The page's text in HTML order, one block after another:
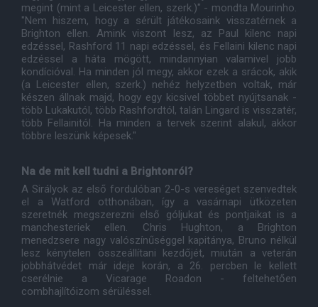
megint (mint a Leicester ellen, szerk.)" - mondta Mourinho.
"Nem hiszem, hogy a sérült játékosaink visszatérnek a
Brighton ellen. Amink viszont lesz, az Paul kilenc napi
edzéssel, Rashford 11 napi edzéssel, és Fellaini kilenc napi
edzéssel a háta mögött, mindannyian valamivel jobb
kondícióval. Ha minden jól megy, akkor ezek a srácok, akik
(a Leicester ellen, szerk.) nehéz helyzetben voltak, már
készen állnak majd, hogy egy kicsivel többet nyújtsanak -
több Lukakutól, több Rashfordtól, talán Lingard is visszatér,
több Fellainitól. Ha minden a tervek szerint alakul, akkor
többre leszünk képesek."
Na de mit kell tudni a Brightonról?
A Sirályok az első fordulóban 2-0-s vereséget szenvedtek
el a Watford otthonában, így a vasárnapi ütközeten
szeretnék megszerezni első góljukat és pontjaikat is a
manchesteriek ellen. Chris Hughton, a Brighton
menedzsere nagy valószínűséggel kapitánya, Bruno nélkül
lesz kénytelen összeállítani kezdőjét, miután a veterán
jobbhátvédet már ideje korán, a 26. percben le kellett
cserélnie a Vicarage Roadon - feltehetően
combhajlítóizom sérüléssel.